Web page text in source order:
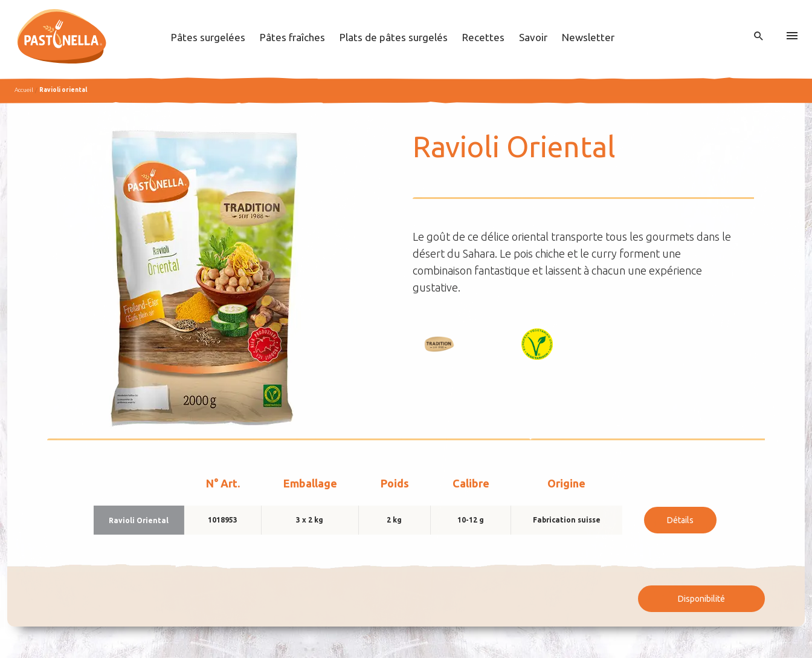
Pâtes surgelées Pâtes fraîches Plats de pâtes surgelés Recettes Savoir Newsletter
Accueil Ravioli oriental
Carrières
Équipe de vente
Ra­violi Orien­tal
Le goût de ce délice oriental transporte tous les gourmets dans le
désert du Sahara. Le pois chiche et le curry forment une
combinaison fantastique et laissent à chacun une expérience
gustative.
N° Art. Emballage Poids Calibre Origine
Ra­violi Orien­tal 1018953 3 x 2 kg 2 kg 10-12 g Fabrication suisse Détails
Disponibilité